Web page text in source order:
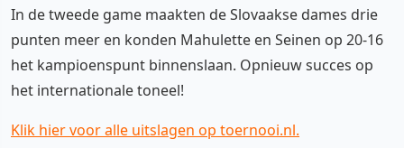
In de tweede game maakten de Slovaakse dames drie
punten meer en konden Mahulette en Seinen op 20-16
het kampioenspunt binnenslaan. Opnieuw succes op
het internationale toneel!
Klik hier voor alle uitslagen op toernooi.nl.